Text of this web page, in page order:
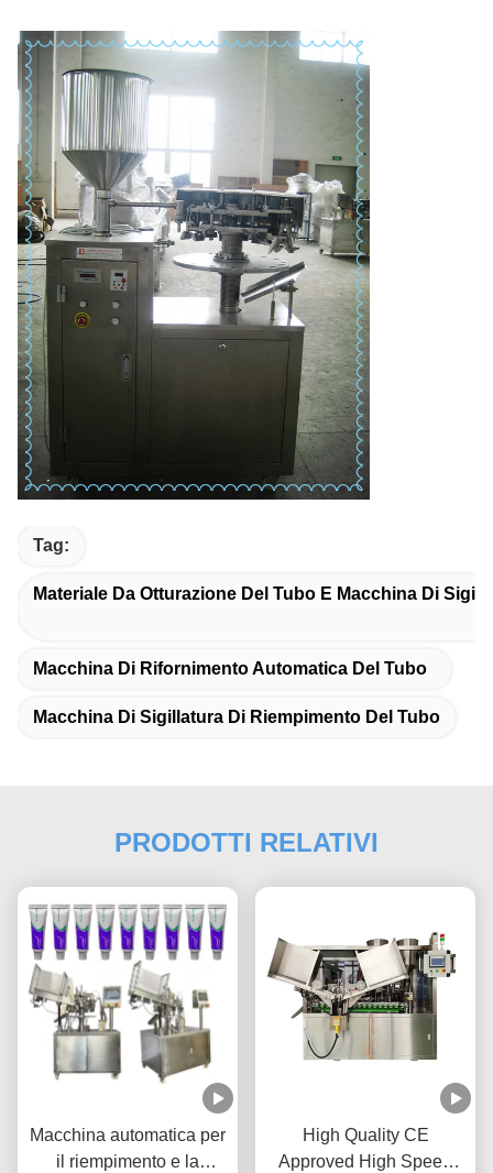
Tag:
Materiale Da Otturazione Del Tubo E Macchina Di
Macchina Di Rifornimento Automatica Del Tubo
Macchina Di Sigillatura Di Riempimento Del Tubo
PRODOTTI RELATIVI
Macchina automatica per
il riempimento e la
High Quality CE
Approved High Speed